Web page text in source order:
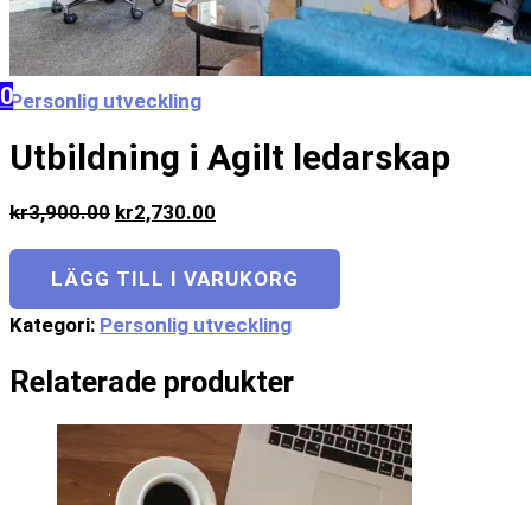
Frågor och svar
Mitt konto
0Personlig utveckling
Utbildning i Agilt ledarskap
kr3,900.00 kr2,730.00
LÄGG TILL I VARUKORG
Kategori: Personlig utveckling
Relaterade produkter